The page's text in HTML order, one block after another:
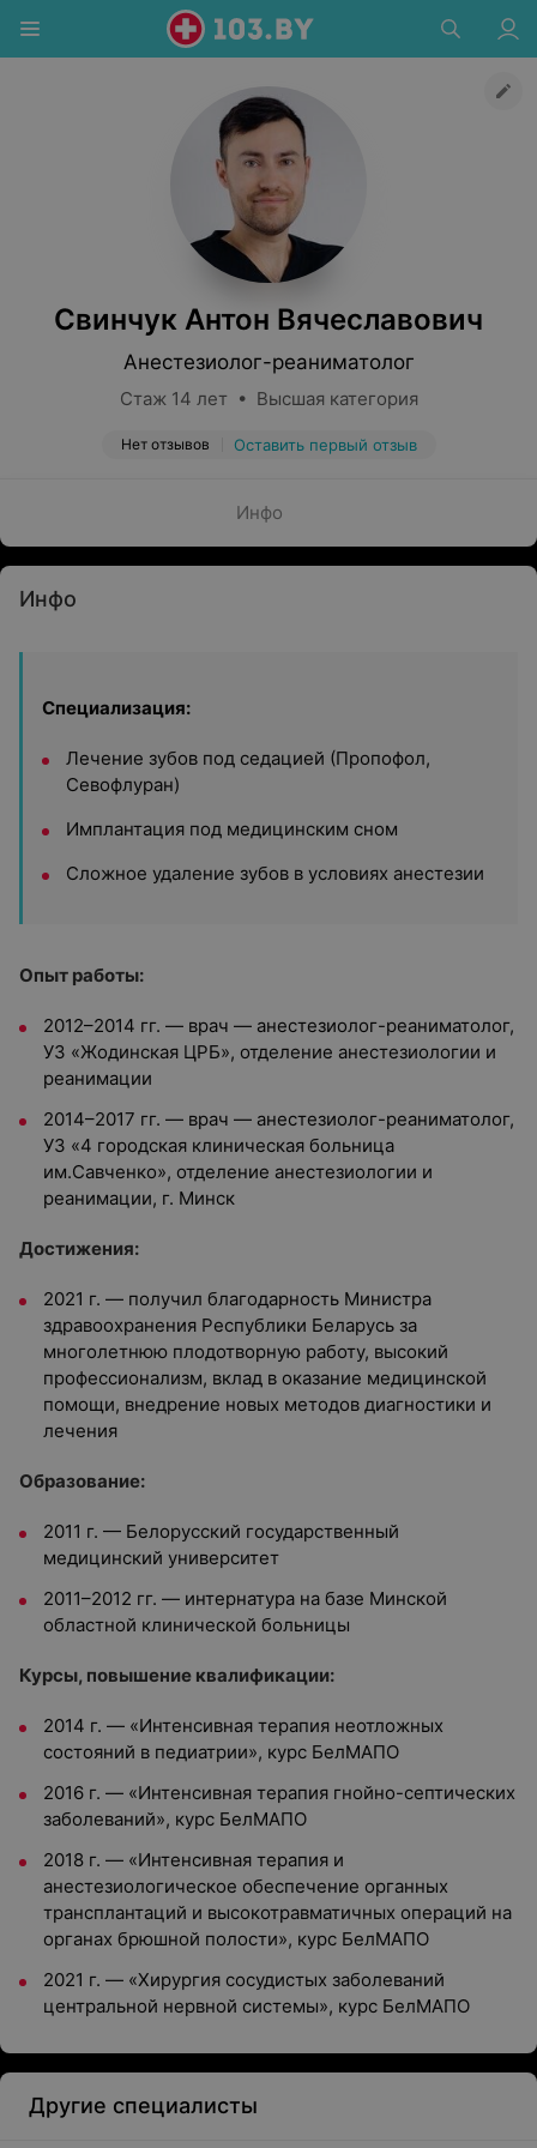
Свинчук Антон Вячеславович
Анестезиолог-реаниматолог
Стаж 14 лет • Высшая категория
Нет отзывов Оставить первый отзыв
Инфо
Инфо
Специализация:
Лечение зубов под седацией (Пропофол,
Севофлуран)
Имплантация под медицинским сном
Сложное удаление зубов в условиях анестезии
Опыт работы:
2012–2014 гг. — врач — анестезиолог-реаниматолог,
УЗ «Жодинская ЦРБ», отделение анестезиологии и
реанимации
2014–2017 гг. — врач — анестезиолог-реаниматолог,
УЗ «4 городская клиническая больница
им.Савченко», отделение анестезиологии и
реанимации, г. Минск
Достижения:
2021 г. — получил благодарность Министра
здравоохранения Республики Беларусь за
многолетнюю плодотворную работу, высокий
профессионализм, вклад в оказание медицинской
помощи, внедрение новых методов диагностики и
лечения
Образование:
2011 г. — Белорусский государственный
медицинский университет
2011–2012 гг. — интернатура на базе Минской
областной клинической больницы
Курсы, повышение квалификации:
2014 г. — «Интенсивная терапия неотложных
состояний в педиатрии», курс БелМАПО
2016 г. — «Интенсивная терапия гнойно-септических
заболеваний», курс БелМАПО
2018 г. — «Интенсивная терапия и
анестезиологическое обеспечение органных
трансплантаций и высокотравматичных операций на
органах брюшной полости», курс БелМАПО
2021 г. — «Хирургия сосудистых заболеваний
центральной нервной системы», курс БелМАПО
Другие специалисты